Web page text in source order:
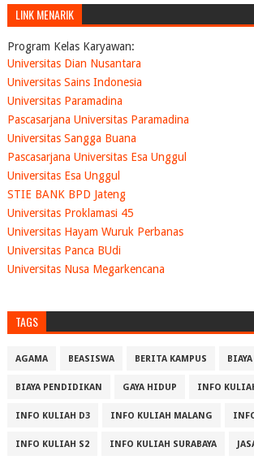
LINK MENARIK
Program Kelas Karyawan:
Universitas Dian Nusantara
Universitas Sains Indonesia
Universitas Paramadina
Pascasarjana Universitas Paramadina
Universitas Sangga Buana
Pascasarjana Universitas Esa Unggul
Universitas Esa Unggul
STIE BANK BPD Jateng
Universitas Proklamasi 45
Universitas Hayam Wuruk Perbanas
Universitas Panca BUdi
Universitas Nusa Megarkencana
TAGS
AGAMA BEASISWA BERITA KAMPUS
BIAYA PENDIDIKAN GAYA HIDUP INFO
INFO KULIAH D3 INFO KULIAH MALANG
INFO KULIAH S2 INFO KULIAH SURABAYA